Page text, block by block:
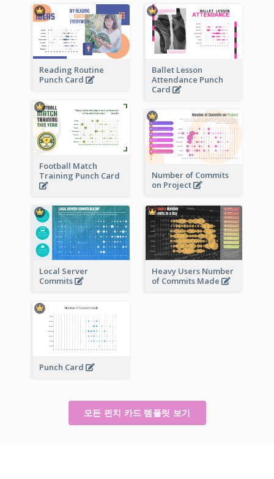
Reading Routine
Punch Card
Ballet Lesson
Attendance Punch
Card
Football Match
Training Punch Card
Number of Commits
on Project
Local Server
Commits
Heavy Users Number
of Commits Made
Punch Card
모든 펀치 카드 템플릿 보기